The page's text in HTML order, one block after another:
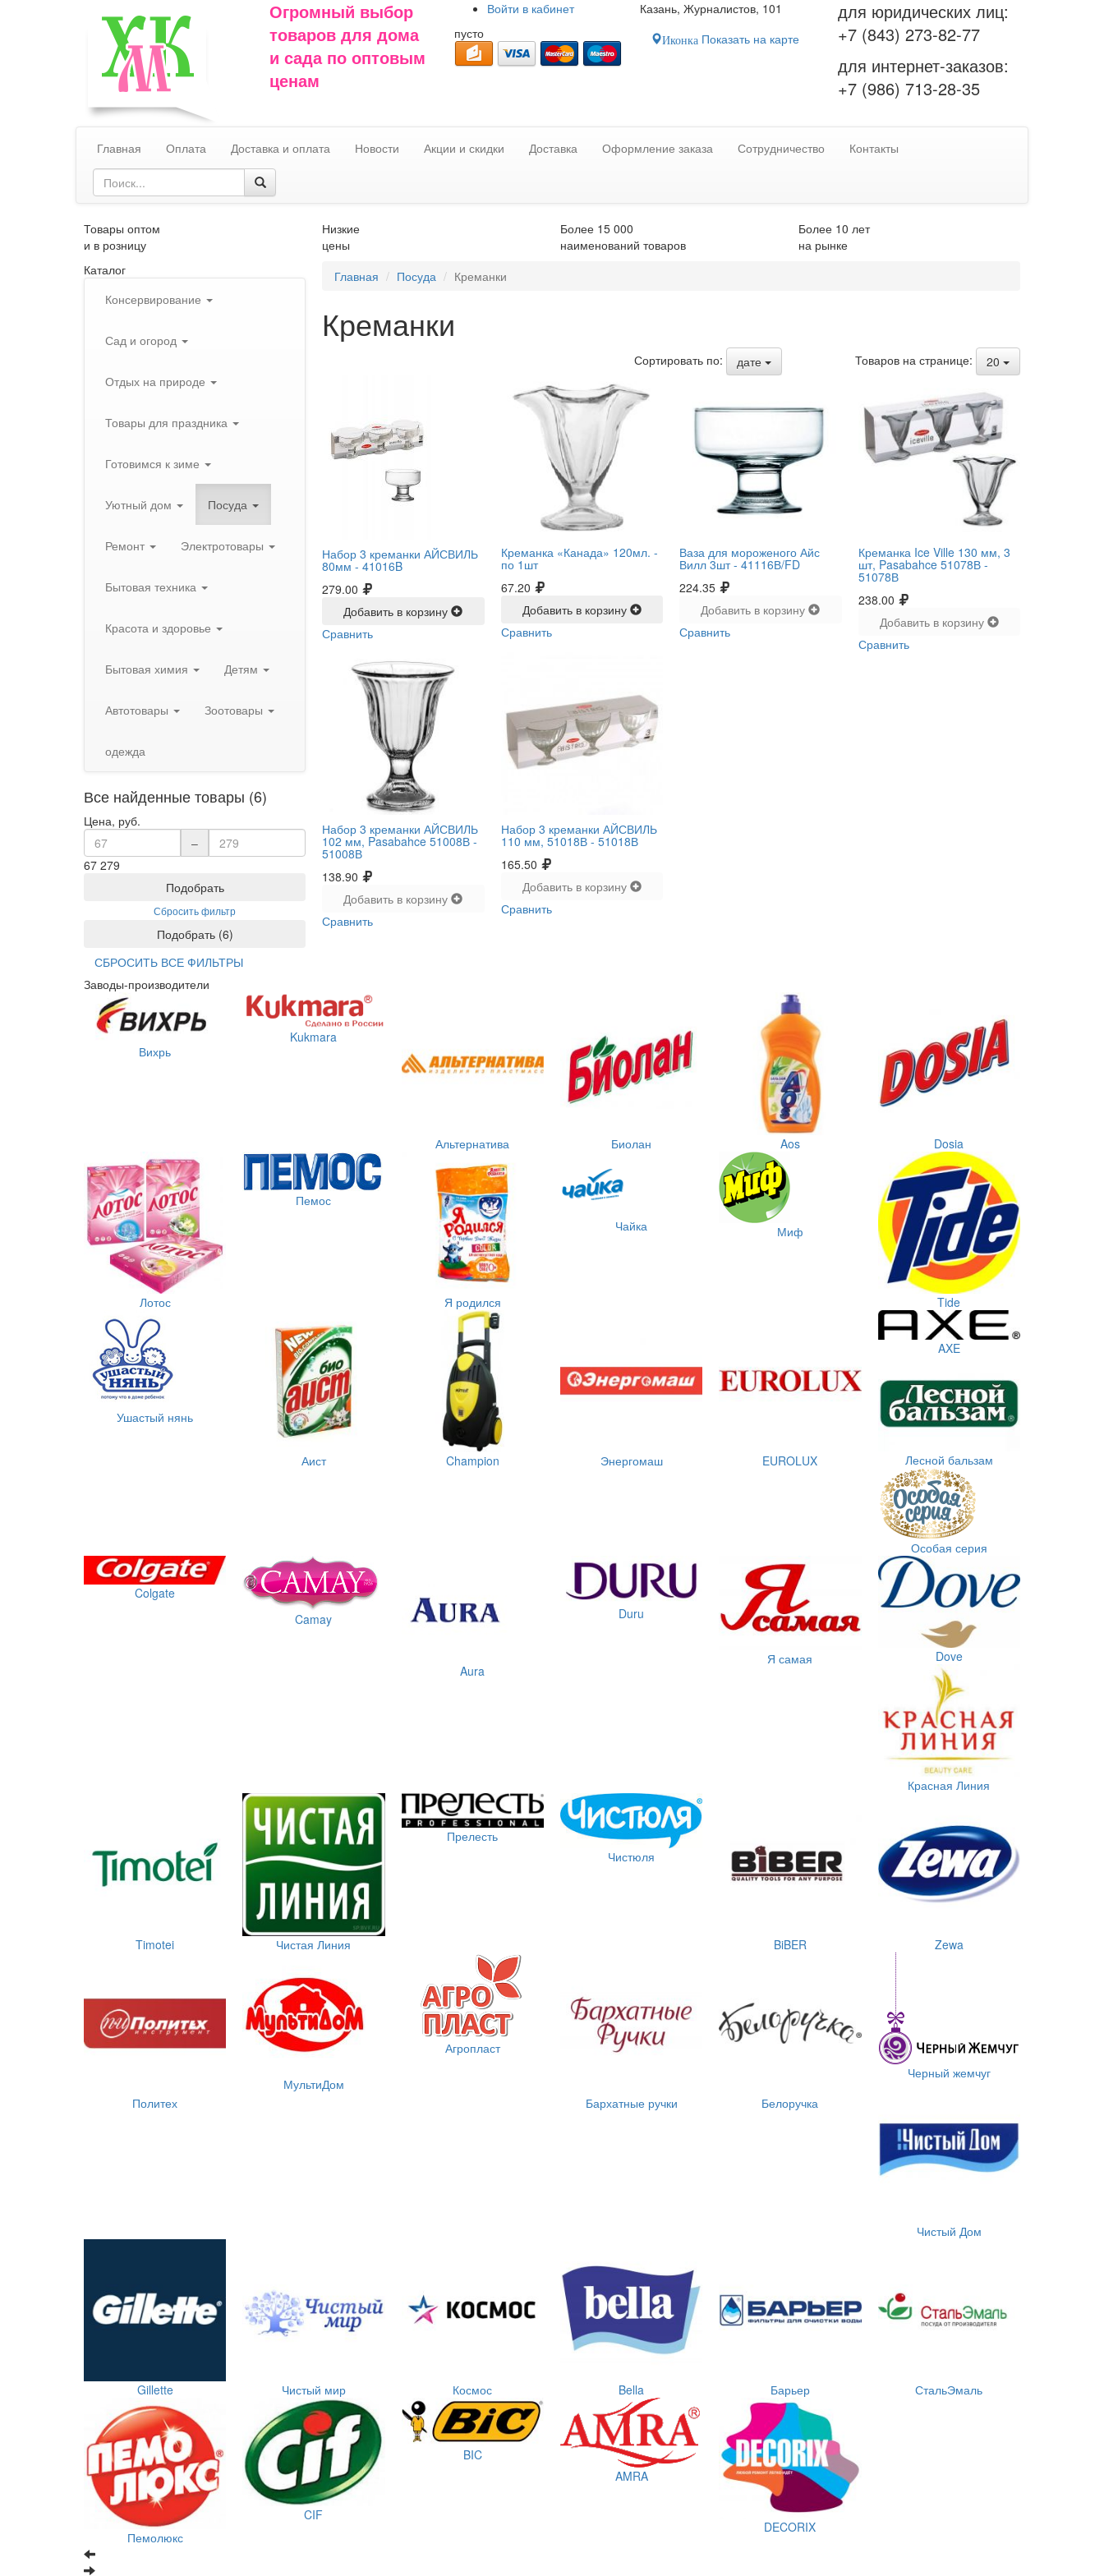
Огромный выбор
товаров для дома
и сада по оптовым
ценам
Войти в кабинет
пусто
Казань, Журналистов, 101
ИконкаПоказать на карте
для юридических лиц:
+7 (843) 273-82-77
для интернет-заказов:
+7 (986) 713-28-35
Главная Оплата Доставка и оплата Новости Акции и скидки Доставка Оформление заказа Сотрудничество Контакты
Товары оптом
и в розницу
Низкие
цены
Более 15 000
наименований товаров
Более 10 лет
на рынке
Каталог
Консервирование
Сад и огород
Отдых на природе
Товары для праздника
Готовимся к зиме
Уютный дом Посуда
Ремонт Электротовары
Бытовая техника
Красота и здоровье
Бытовая химия Детям
Автотовары Зоотовары
одежда
Все найденные товары (6)
Цена, руб.
–
67 279
Подобрать
Сбросить фильтр
Подобрать (6)
СБРОСИТЬ ВСЕ ФИЛЬТРЫ
Главная Посуда Креманки
Креманки
Сортировать по: дате Товаров на странице: 20
Набор 3 креманки АЙСВИЛЬ
80мм - 41016B
279.00
Добавить в корзину
Сравнить
Креманка «Канада» 120мл. -
по 1шт
67.20
Добавить в корзину
Сравнить
Ваза для мороженого Айс
Вилл 3шт - 41116В/FD
224.35
Добавить в корзину
Сравнить
Креманка Ice Ville 130 мм, 3
шт, Pasabahce 51078В -
51078В
238.00
Добавить в корзину
Сравнить
Набор 3 креманки АЙСВИЛЬ
102 мм, Pasabahce 51008В -
51008В
138.90
Добавить в корзину
Сравнить
Набор 3 креманки АЙСВИЛЬ
110 мм, 51018В - 51018В
165.50
Добавить в корзину
Сравнить
Заводы-производители
Вихрь
Kukmara
Альтернатива Биолан Aos Dosia
Лотос
Пемос
Я родился
Чайка Миф
Tide
Ушастый нянь
Аист Champion Энергомаш EUROLUX
AXE
Лесной бальзам
Особая серия
Colgate
Camay
Aura
Duru
Я самая Dove
Красная Линия
Timotei Чистая Линия
Прелесть
Чистюля
BiBER Zewa
Политех
МультиДом
Агропласт
Бархатные ручки Белоручка
Черный жемчуг
Чистый Дом
Gillette Чистый мир Космос Bella Барьер СтальЭмаль
Пемолюкс
CIF
BIC
AMRA
DECORIX